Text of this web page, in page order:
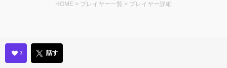
HOME > プレイヤー一覧 > プレイヤー詳細
3 話す